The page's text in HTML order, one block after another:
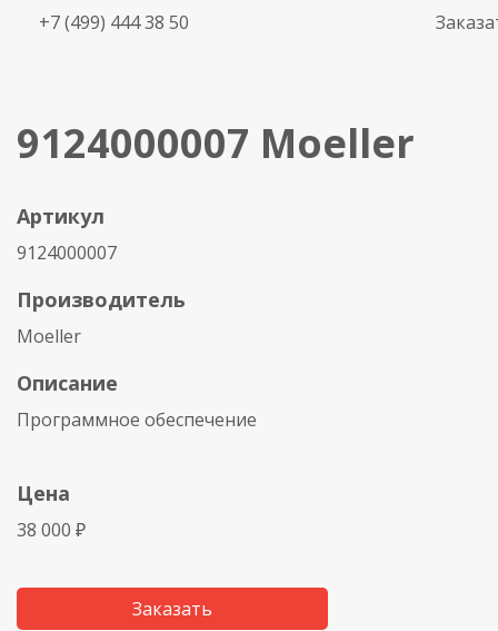
+7 (499) 444 38 50
9124000007 Moeller
Артикул
9124000007
Производитель
Moeller
Описание
Программное обеспечение
Цена
38 000 ₽
Заказать